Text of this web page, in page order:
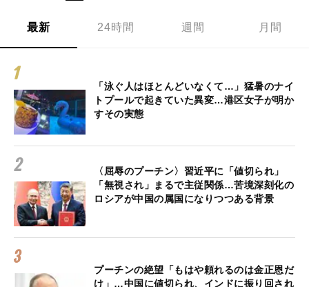
最新 24時間 週間 月間
「泳ぐ人はほとんどいなくて…」猛暑のナイ
トプールで起きていた異変…港区女子が明か
すその実態
〈屈辱のプーチン〉習近平に「値切られ」
「無視され」まるで主従関係…苦境深刻化の
ロシアが中国の属国になりつつある背景
プーチンの絶望「もはや頼れるのは金正恩だ
け」…中国に値切られ、インドに振り回され